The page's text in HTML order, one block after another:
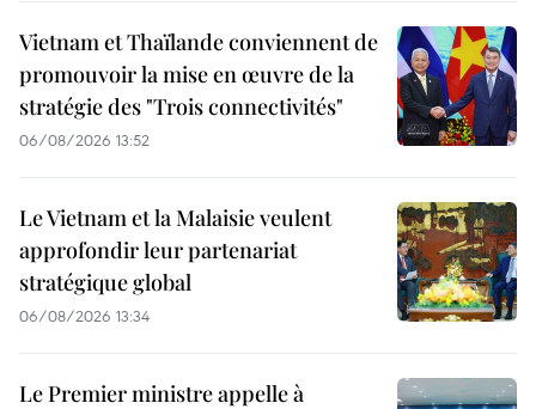
Vietnam et Thaïlande conviennent de
promouvoir la mise en œuvre de la
stratégie des "Trois connectivités"
06/08/2026 13:52
Le Vietnam et la Malaisie veulent
approfondir leur partenariat
stratégique global
06/08/2026 13:34
Le Premier ministre appelle à